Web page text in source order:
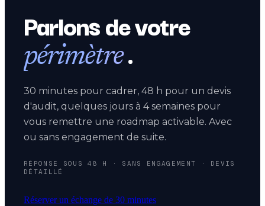
Parlons de votre
périmètre.
30 minutes pour cadrer, 48 h pour un devis
d'audit, quelques jours à 4 semaines pour
vous remettre une roadmap activable. Avec
ou sans engagement de suite.
RÉPONSE SOUS 48 H · SANS ENGAGEMENT · DEVIS
DÉTAILLÉ
Réserver un échange de 30 minutes